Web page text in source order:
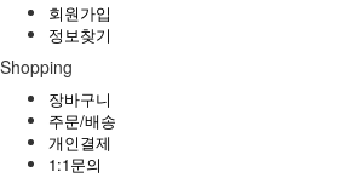
회원가입
정보찾기
Shopping
장바구니
주문/배송
개인결제
1:1문의